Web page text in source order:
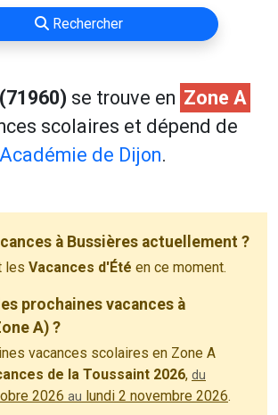
Rechercher
se trouve en Zone A
scolaires et dépend de
de Dijon.
à Bussières actuellement ?
les Vacances d'Été en ce moment.
prochaines vacances à
A) ?
vacances scolaires en Zone A
de la Toussaint 2026, du
2026 au lundi 2 novembre 2026.